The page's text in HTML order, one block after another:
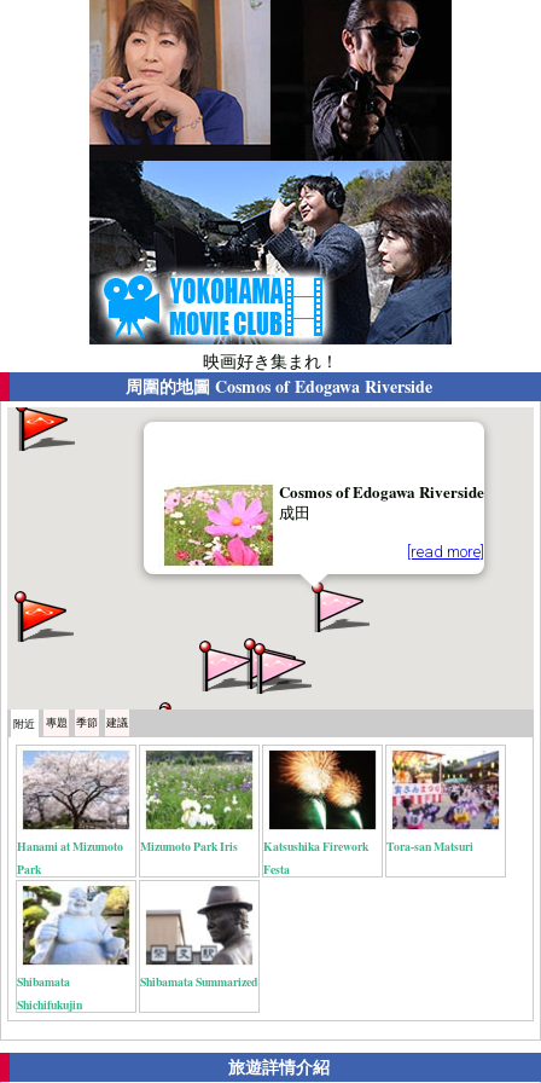
映画好き集まれ！
周圍的地圖 Cosmos of Edogawa Riverside
Cosmos of Edogawa Riverside
成田
[read more]
附近 專題 季節 建議
Hanami at Mizumoto
Park
Mizumoto Park Iris
Katsushika Firework
Festa
Tora-san Matsuri
Shibamata
Shichifukujin
Shibamata Summarized
旅遊詳情介紹